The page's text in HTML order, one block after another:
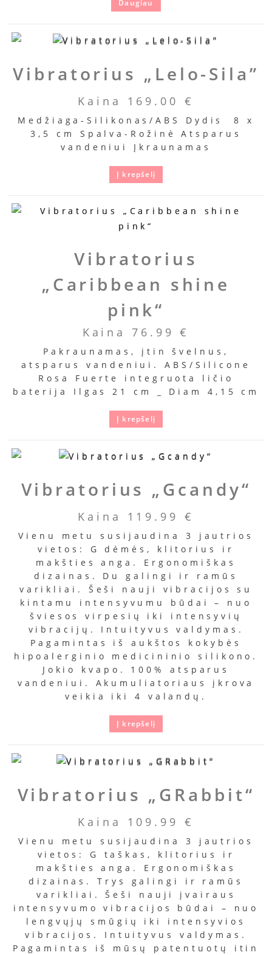
Daugiau
Vibratorius „Lelo-Sila”
Kaina 169.00 €
Medžiaga-Silikonas/ABS Dydis 8 x
3,5 cm Spalva-Rožinė Atsparus
vandeniui Įkraunamas
Į krepšelį
Vibratorius
„Caribbean shine
pink“
Kaina 76.99€
Pakraunamas, įtin švelnus,
atsparus vandeniui. ABS/Silicone
Rosa Fuerte integruota ličio
baterija Ilgas 21 cm _ Diam 4,15 cm
Į krepšelį
Vibratorius „Gcandy“
Kaina 119.99 €
Vienu metu susijaudina 3 jautrios
vietos: G dėmės, klitorius ir
makšties anga. Ergonomiškas
dizainas. Du galingi ir ramūs
varikliai. Šeši nauji vibracijos su
kintamu intensyvumu būdai – nuo
šviesos virpesių iki intensyvių
vibracijų. Intuityvus valdymas.
Pagamintas iš aukštos kokybės
hipoalerginio medicininio silikono.
Jokio kvapo. 100% atsparus
vandeniui. Akumuliatoriaus įkrova
veikia iki 4 valandų.
Į krepšelį
Vibratorius „GRabbit“
Kaina 109.99 €
Vienu metu susijaudina 3 jautrios
vietos: G taškas, klitorius ir
makšties anga. Ergonomiškas
dizainas. Trys galingi ir ramūs
varikliai. Šeši nauji įvairaus
intensyvumo vibracijos būdai – nuo
lengvųjų smūgių iki intensyvios
vibracijos. Intuityvus valdymas.
Pagamintas iš mūsų patentuotų itin